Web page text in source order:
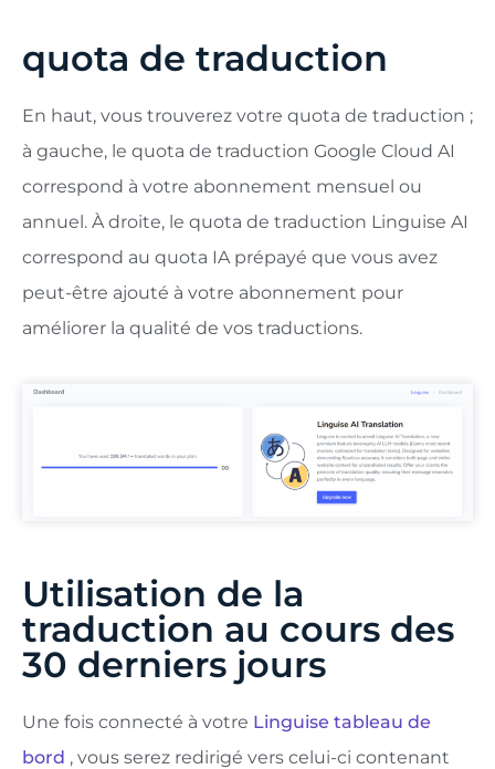
quota de traduction
En haut, vous trouverez votre quota de traduction ;
à gauche, le quota de traduction Google Cloud AI
correspond à votre abonnement mensuel ou
annuel. À droite, le quota de traduction Linguise AI
correspond au quota IA prépayé que vous avez
peut-être ajouté à votre abonnement pour
améliorer la qualité de vos traductions.
Utilisation de la
traduction au cours des
30 derniers jours
Une fois connecté à votre Linguise tableau de
bord , vous serez redirigé vers celui-ci contenant